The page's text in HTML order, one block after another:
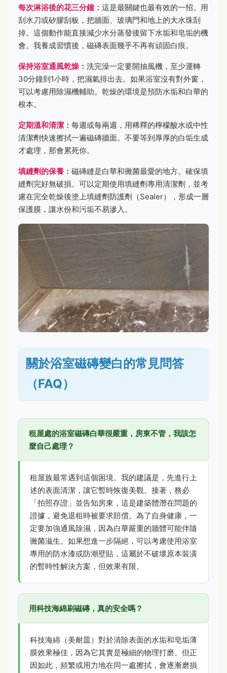
每次淋浴後的花三分鐘： 這是最關鍵也最有效的一招。用
刮水刀或矽膠刮板，把牆面、玻璃門和地上的大水珠刮
掉。這個動作能直接減少水分蒸發後留下水垢和皂垢的機
會。我養成習慣後，磁磚表面幾乎不再有頑固白痕。
保持浴室通風乾燥： 洗完澡一定要開抽風機，至少運轉
30分鐘到1小時，把濕氣排出去。如果浴室沒有對外窗，
可以考慮用除濕機輔助。乾燥的環境是預防水垢和白華的
根本。
定期溫和清潔： 每週或每兩週，用稀釋的檸檬酸水或中性
清潔劑快速擦拭一遍磁磚牆面。不要等到厚厚的白垢生成
才處理，那會累死你。
填縫劑的保養： 磁磚縫是白華和黴菌最愛的地方。確保填
縫劑完好無破損。可以定期使用填縫劑專用清潔劑，並考
慮在完全乾燥後塗上填縫劑防護劑（Sealer），形成一層
保護膜，讓水份和污垢不易滲入。
關於浴室磁磚變白的常見問答
（FAQ）
租屋處的浴室磁磚白華很嚴重，房東不管，我該怎
麼自己處理？
租屋族最常遇到這個困境。我的建議是，先進行上
述的表面清潔，讓它暫時恢復美觀。接著，務必
「拍照存證」並告知房東，這是建築體潛在問題的
證據，避免退租時被要求賠償。為了自身健康，一
定要加強通風除濕，因為白華嚴重的牆體可能伴隨
黴菌滋生。如果想進一步隔絕，可以考慮使用浴室
專用的防水漆或防潮壁貼，這屬於不破壞原本裝潢
的暫時性解決方案，但效果有限。
用科技海綿刷磁磚，真的安全嗎？
科技海綿（美耐皿）對於清除表面的水垢和皂垢薄
膜效果極佳，因為它其實是極細的物理打磨。但正
因如此，頻繁或用力地在同一處擦拭，會逐漸磨損